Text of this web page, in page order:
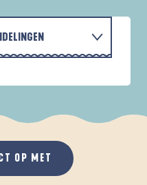
REGENT
LUCHT
OP MET